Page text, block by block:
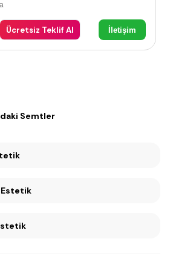
Ücretsiz Teklif Al İletişim
Semtler
Estetik